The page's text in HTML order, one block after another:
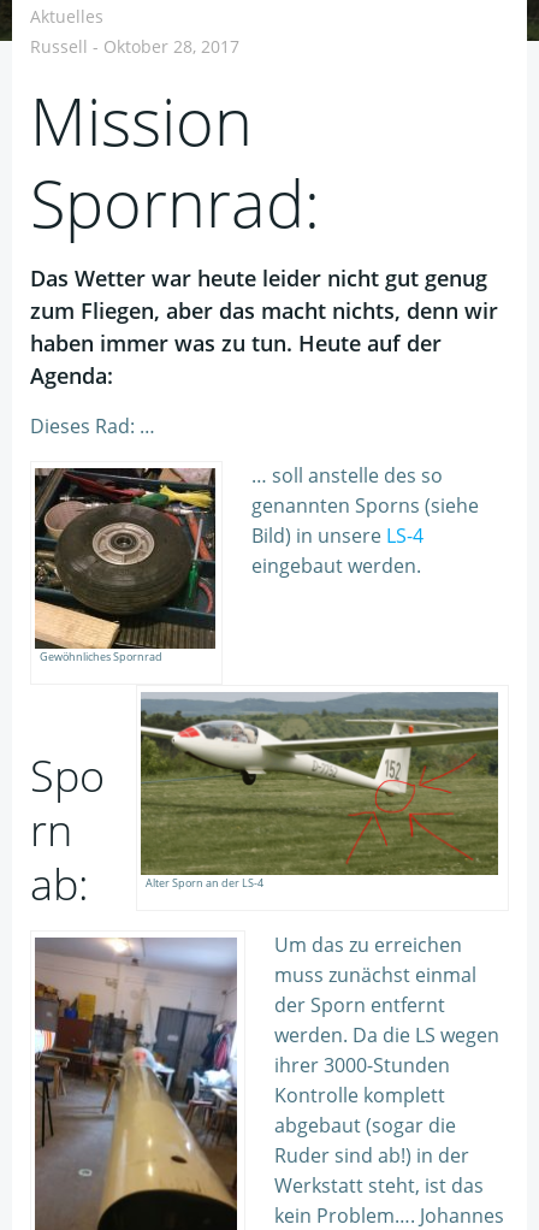
Aktuelles
Russell - Oktober 28, 2017
Mission
Spornrad:
Das Wetter war heute leider nicht gut genug
zum Fliegen, aber das macht nichts, denn wir
haben immer was zu tun. Heute auf der
Agenda:
Dieses Rad: …
Gewöhnliches Spornrad
Alter Sporn an der LS-4
… soll anstelle des so
genannten Sporns (siehe
Bild) in unsere LS-4
eingebaut werden.
Spo
rn
ab:
Um das zu erreichen
muss zunächst einmal
der Sporn entfernt
werden. Da die LS wegen
ihrer 3000-Stunden
Kontrolle komplett
abgebaut (sogar die
Ruder sind ab!) in der
Werkstatt steht, ist das
kein Problem…. Johannes